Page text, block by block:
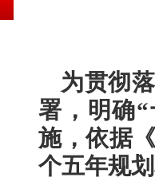
为贯彻
署，明确
施，依据
个五年规